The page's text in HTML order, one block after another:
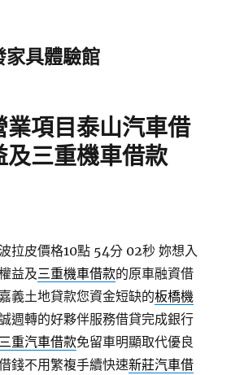
家具體驗館
業項目泰山汽車借
及三重機車借款
拉皮價格10點 54分 02秒 妳想入
益及三重機車借款的原車融資借
義土地貸款您資金短缺的板橋機
週轉的好夥伴服務借貸完成銀行
三重汽車借款免留車明顯取代優良
錢不用繁複手續快速新莊汽車借